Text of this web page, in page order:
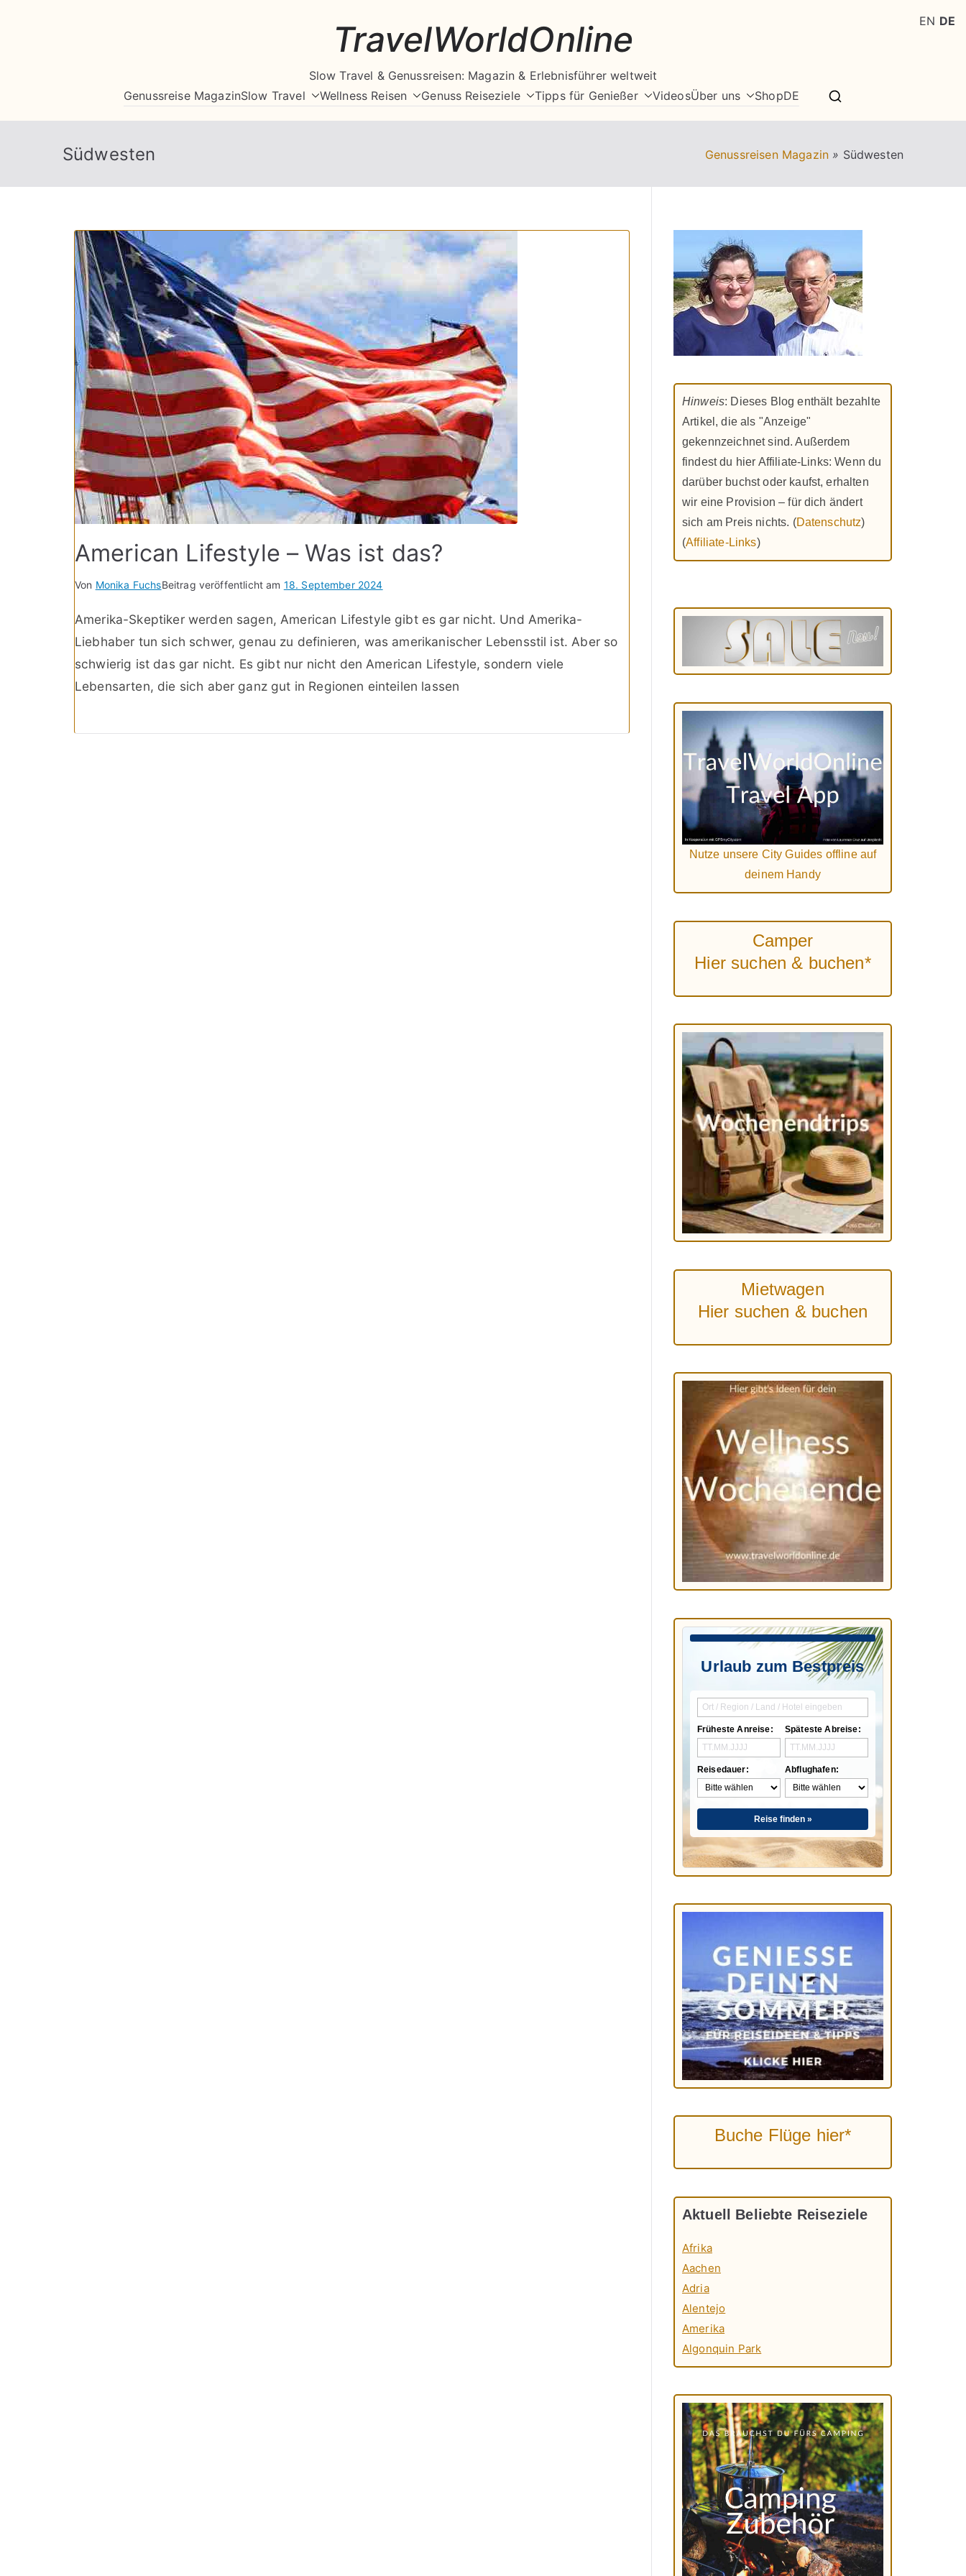
TravelWorldOnline
Slow Travel & Genussreisen: Magazin & Erlebnisführer weltweit
Genussreise MagazinSlow Travel Wellness Reisen Genuss Reiseziele Tipps für Genießer VideosÜber uns ShopDE
Südwesten Genussreisen Magazin » Südwesten
American Lifestyle – Was ist das?
Von Monika FuchsBeitrag veröffentlicht am 18. September 2024
Amerika-Skeptiker werden sagen, American Lifestyle gibt es gar nicht. Und Amerika-
Liebhaber tun sich schwer, genau zu definieren, was amerikanischer Lebensstil ist. Aber so
schwierig ist das gar nicht. Es gibt nur nicht den American Lifestyle, sondern viele
Lebensarten, die sich aber ganz gut in Regionen einteilen lassen
Hinweis: Dieses Blog enthält bezahlte
Artikel, die als "Anzeige"
gekennzeichnet sind. Außerdem
findest du hier Affiliate-Links: Wenn du
darüber buchst oder kaufst, erhalten
wir eine Provision – für dich ändert
sich am Preis nichts. (Datenschutz)
(Affiliate-Links)
Nutze unsere City Guides offline auf
deinem Handy
Camper
Hier suchen & buchen*
Mietwagen
Hier suchen & buchen
Urlaub zum Bestpreis
Früheste Anreise:
Reisedauer:
Späteste Abreise:
Abflughafen:
Reise finden »
Buche Flüge hier*
Aktuell Beliebte Reiseziele
Afrika
Aachen
Adria
Alentejo
Amerika
Algonquin Park
EN DE